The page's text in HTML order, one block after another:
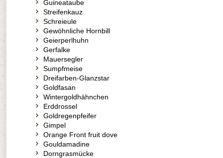
Guineataube
Streifenkauz
Schreieule
Gewöhnliche Hornbill
Geierperlhuhn
Gerfalke
Mauersegler
Sumpfmeise
Dreifarben-Glanzstar
Goldfasan
Wintergoldhähnchen
Erddrossel
Goldregenpfeifer
Gimpel
Orange Front fruit dove
Gouldamadine
Dorngrasmücke